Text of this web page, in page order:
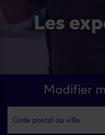
Les experts du volet
Modifier